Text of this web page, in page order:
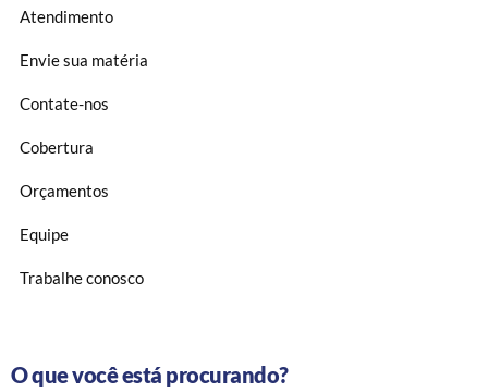
Atendimento
Envie sua matéria
Contate-nos
Cobertura
Orçamentos
Equipe
Trabalhe conosco
O que você está procurando?